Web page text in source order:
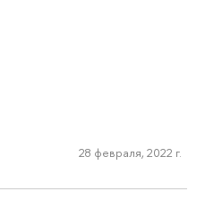
28 февраля, 2022 г.